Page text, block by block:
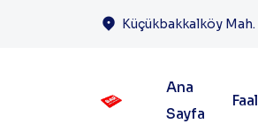
Küçükbakkalköy
Ana
Sayfa